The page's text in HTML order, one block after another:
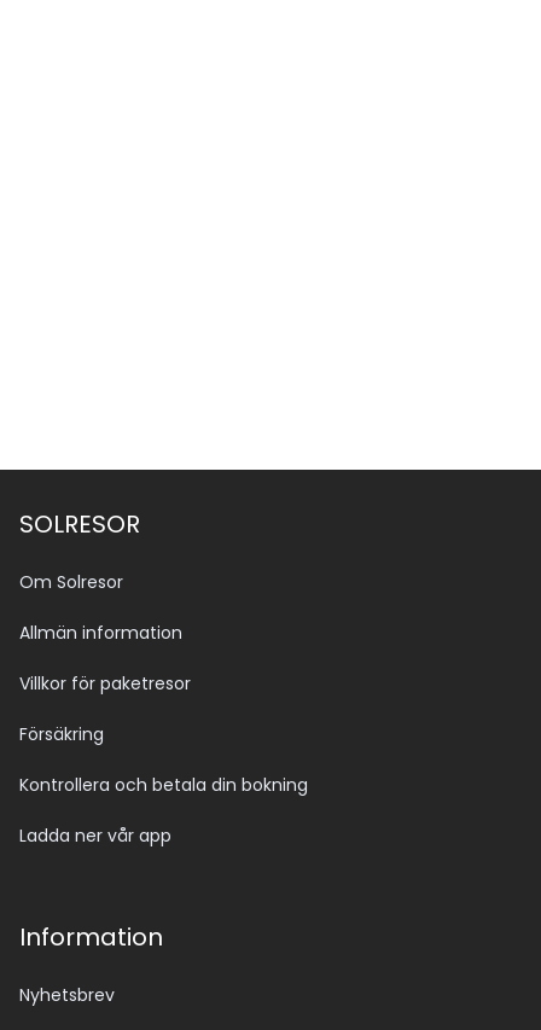
SOLRESOR
Om Solresor
Allmän information
Villkor för paketresor
Försäkring
Kontrollera och betala din bokning
Ladda ner vår app
Information
Nyhetsbrev